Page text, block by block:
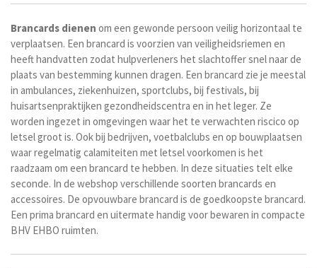
e
Brancards dienen om een gewonde persoon veilig horizontaal te
verplaatsen. Een brancard is voorzien van veiligheidsriemen en
heeft handvatten zodat hulpverleners het slachtoffer snel naar de
plaats van bestemming kunnen dragen. Een brancard zie je meestal
in ambulances, ziekenhuizen, sportclubs, bij festivals, bij
huisartsenpraktijken gezondheidscentra en in het leger. Ze
worden ingezet in omgevingen waar het te verwachten riscico op
letsel groot is. Ook bij bedrijven, voetbalclubs en op bouwplaatsen
waar regelmatig calamiteiten met letsel voorkomen is het
raadzaam om een brancard te hebben. In deze situaties telt elke
seconde. In de webshop verschillende soorten brancards en
accessoires. De opvouwbare brancard is de goedkoopste brancard.
Een prima brancard en uitermate handig voor bewaren in compacte
BHV EHBO ruimten.